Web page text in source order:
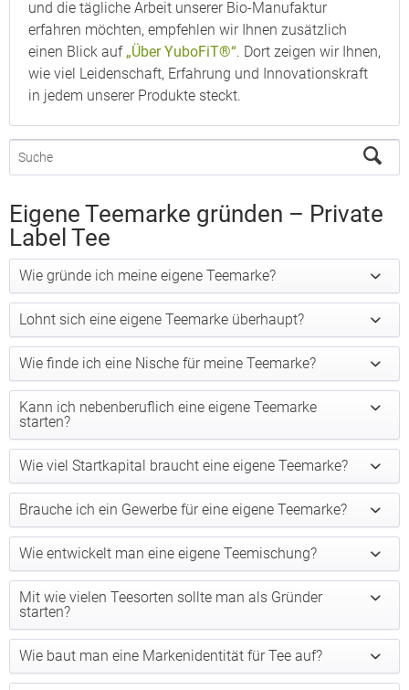
und die tägliche Arbeit unserer Bio-Manufaktur
erfahren möchten, empfehlen wir Ihnen zusätzlich
einen Blick auf „Über YuboFiT®“. Dort zeigen wir Ihnen,
wie viel Leidenschaft, Erfahrung und Innovationskraft
in jedem unserer Produkte steckt.
Eigene Teemarke gründen – Private
Label Tee
Wie gründe ich meine eigene Teemarke?
Lohnt sich eine eigene Teemarke überhaupt?
Wie finde ich eine Nische für meine Teemarke?
Kann ich nebenberuflich eine eigene Teemarke
starten?
Wie viel Startkapital braucht eine eigene Teemarke?
Brauche ich ein Gewerbe für eine eigene Teemarke?
Wie entwickelt man eine eigene Teemischung?
Mit wie vielen Teesorten sollte man als Gründer
starten?
Wie baut man eine Markenidentität für Tee auf?